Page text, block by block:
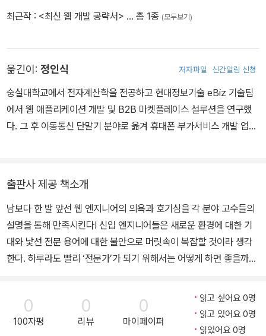
최근작 : <최신 웹 개발 공략서> … 총 1종 (모두보기)
옮긴이: 정인식 저자파일 신간알림 신청
숭실대학교에서 전자계산학을 전공하고 현대정보기술 eBiz 기술팀
에서 웹 애플리케이션 개발 및 B2B 마켓플레이스 설루션을 연구했
다. 그 후 이동통신 단말기 분야로 옮겨 휴대폰 부가서비스 개발 업무
야에서 업무 프로세스 개선을 위한 IT 컨설팅을 펼치며 데이터 분석
관련 툴과 웹 서비스 개발을 하고 있다. 《네트워크 이해 및 설계 가이
드(개정판)》(제이펍, 2022), 《배워서 바로 쓰는 스프링 부트 2》(한
빛미디어, 2020), 《알파고를 분석하며 배우는 인공지능》(제이펍, 2
019) 등 20권 이상의 책을 번역했다.
출판사 제공 책소개
남보다 한 발 앞선 웹 엔지니어의 의욕과 호기심을 각 분야 고수들의
설명을 통해 만족시킨다! 신입 엔지니어들은 새로운 환경에 대한 기
대와 낯선 전문 용어에 대한 불안으로 머릿속이 복잡할 것이라 생각
한다. 하루라도 빨리 ‘전문가’가 되기 위해서는 어떻게 하면 좋을까?
게도 전문 분야 이외의 기술을 되돌아보는 좋은 참고 서적이 될 것이
다. 각 장의 마지막에는 업계 선배들이 추천하는 필독서를 기재하였
0
100자평
0
리뷰
0
마이페이퍼
읽고 싶어요 0명
읽고 있어요 0명
읽었어요 0명